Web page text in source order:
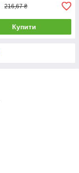
216,67 ₴
Купити